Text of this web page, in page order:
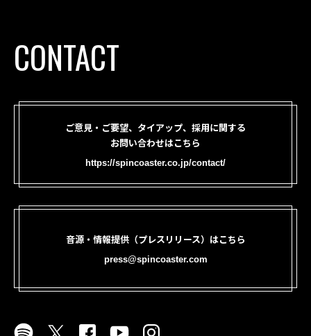
CONTACT
ご意見・ご要望、タイアップ、採用に関する
お問い合わせはこちら
https://spincoaster.co.jp/contact/
音源・情報提供（プレスリリース）はこちら
press@spincoaster.com